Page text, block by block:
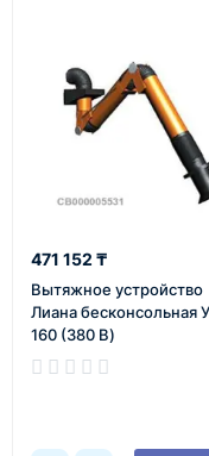
471 152 ₸
Вытяжное устройство
Лиана бесконсольная
160 (380 В)